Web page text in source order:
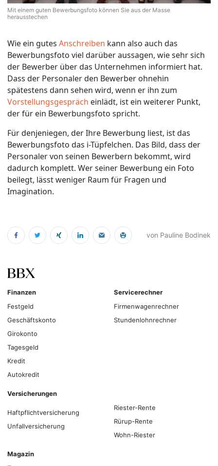
Mit einem guten Bewerbungsfoto können Sie aus der Masse
herausstechen
Wie ein gutes Anschreiben kann also auch das
Bewerbungsfoto viel darüber aussagen, wie sehr sich
der Bewerber über das Unternehmen informiert hat.
Dass der Personaler den Bewerber ohnehin
spätestens dann sehen wird, wenn er ihn zum
Vorstellungsgespräch einlädt, ist ein weiterer Punkt,
der für ein Bewerbungsfoto spricht.
Für denjeniegen, der Ihre Bewerbung liest, ist das
Bewerbungsfoto das i-Tüpfelchen. Das Bild, dass der
Personaler von seinen Bewerbern bekommt, wird
dadurch komplett. Wer seiner Bewerbung ein Foto
beilegt, lässt weniger Raum für Fragen und
Imagination.
von Pauline Bodinek
Finanzen
Festgeld
Geschäftskonto
Girokonto
Tagesgeld
Kredit
Autokredit
Servicerechner
Firmenwagenrechner
Stundenlohnrechner
Versicherungen
Haftpflichtversicherung
Unfallversicherung
Riester-Rente
Rürup-Rente
Wohn-Riester
Magazin